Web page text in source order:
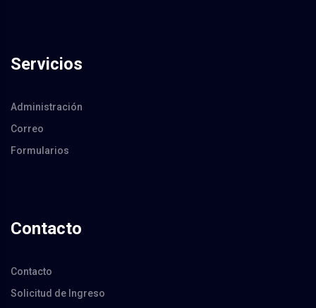
Servicios
Administración
Correo
Formularios
Contacto
Contacto
Solicitud de Ingreso